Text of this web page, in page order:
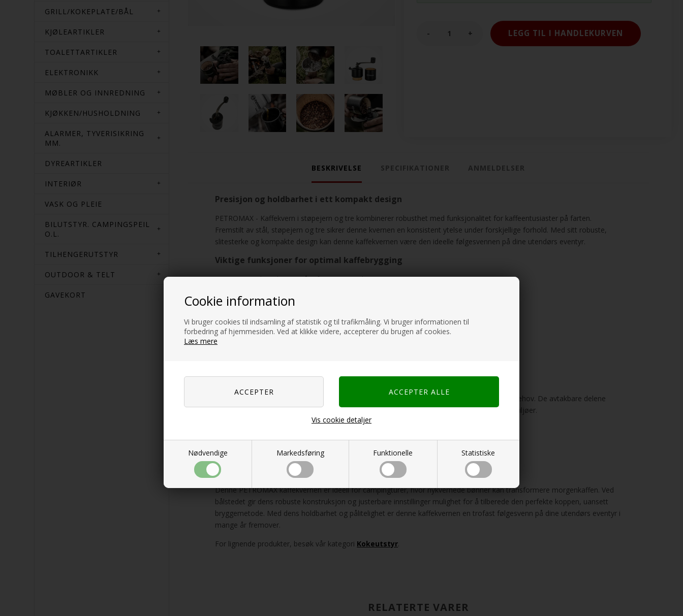
Cookie information
Vi bruger cookies til indsamling af statistik og til trafikmåling. Vi bruger informationen til
forbedring af hjemmesiden. Ved at klikke videre, accepterer du brugen af cookies.
Læs mere
Nødvendige Markedsføring Funktionelle Statistiske
Vis cookie detaljer
GRILL/KOKEPLATE/BÅL
KJØLEARTIKLER
TOALETTARTIKLER
ELEKTRONIKK
MØBLER OG INNREDNING
KJØKKEN/HUSHOLDNING
ALARMER, TYVERISIKRING
MM.
DYREARTIKLER
INTERIØR
VASK OG PLEIE
BILUTSTYR. CAMPINGSPEIL
O.L.
TILHENGERUTSTYR
OUTDOOR & TELT
GAVEKORT
- +
BESKRIVELSE SPECIFIKATIONER ANMELDELSER
Presisjon og holdbarhet i ett kompakt design
PETROMAX - Kaffekvern i støpejern og tre kombinerer robusthet med funksjonalitet for kaffeentusiaster på farten.
Fremstilt av stål, støpejern og tre sikrer denne kvernen en konsistent ytelse under forskjellige forhold. Med sitt robuste,
slitesterke og kompakte design kan denne kaffekvernen være den ideelle følgesvennen på dine utendørs eventyr.
Viktige funksjoner for optimal kaffebrygging
5 justerbare kvernnivåer for variert maling
Kompakt design (Ø 6 x 19 cm) for enkel transport
Avtakbare deler for enkel rengjøring
Avtakbar håndsving for praktisk oppbevaring
Effektivitet møter brukervennlighet
Med en kapasitet på 40 gram kan denne kvernen imøtekomme både individuelle og gruppebehov. De avtakbare delene
sikrer enkel rengjøring og vedlikehold, noe som er avgjørende for langvarig bruk i utendørsmiljøer.
Slitesterk støpejerns kvernmekanisme for holdbar bruk
Justerbar malingsgrad for forskjellige kaffepreferanser
Ergonomisk håndsving design for komfortabel bruk
Denne PETROMAX kaffekvernen er ideell for campingturer, hvor nykvernede bønner kan transformere morgenkaffen. Ved
bålstedet gir dens robuste konstruksjon og justerbare innstillinger mulighet for å tilberede den perfekte koppen, uansett
bryggemetode. Med dens holdbarhet og pålitelighet er denne kaffekvernen en trofast følgesvenn på dine utendørs eventyr i
mange år fremover.
For lignende produkter, besøk vår kategori Kokeutstyr.
RELATERTE VARER